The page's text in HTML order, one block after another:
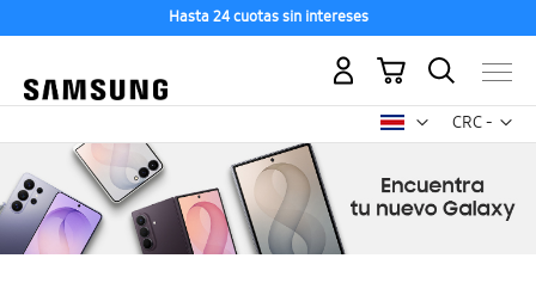
Hasta 24 cuotas sin intereses
CRC -
colón
Mi carrito